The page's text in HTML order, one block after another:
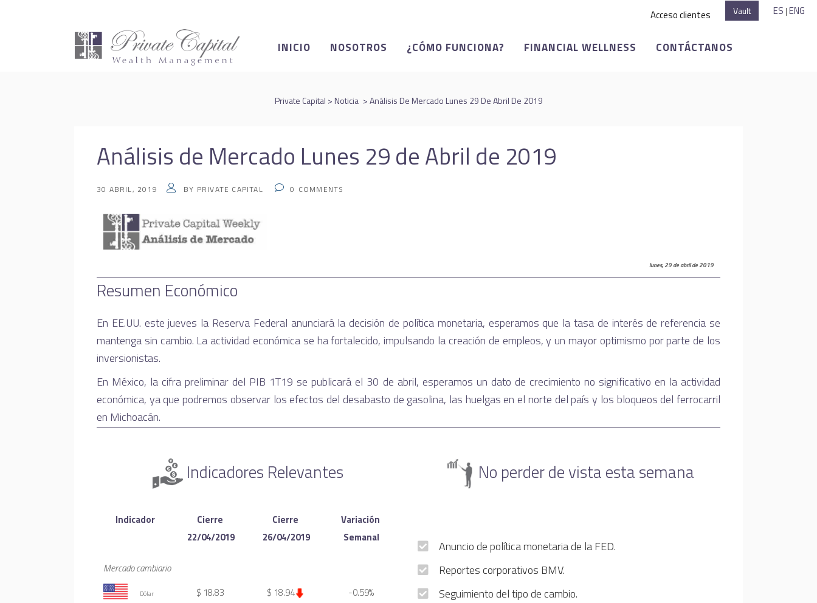
Acceso clientes Vault ES | ENG
INICIO NOSOTROS ¿CÓMO FUNCIONA? FINANCIAL WELLNESS CONTÁCTANOS
Private Capital >Noticia >Análisis De Mercado Lunes 29 De Abril De 2019
Análisis de Mercado Lunes 29 de Abril de 2019
30 ABRIL, 2019 BY PRIVATE CAPITAL 0 COMMENTS
lunes, 29 de abril de 2019
Resumen Económico
En EE.UU. este jueves la Reserva Federal anunciará la decisión de política monetaria, esperamos que la tasa de interés de referencia se
mantenga sin cambio. La actividad económica se ha fortalecido, impulsando la creación de empleos, y un mayor optimismo por parte de los
inversionistas.
En México, la cifra preliminar del PIB 1T19 se publicará el 30 de abril, esperamos un dato de crecimiento no significativo en la actividad
económica, ya que podremos observar los efectos del desabasto de gasolina, las huelgas en el norte del país y los bloqueos del ferrocarril
en Michoacán.
Indicadores Relevantes
Indicador
Cierre
22/04/2019
Cierre
26/04/2019
Variación
Semanal
Mercado cambiario
Dólar $ 18.83 $ 18.94 -0.59%
No perder de vista esta semana
Anuncio de política monetaria de la FED.
Reportes corporativos BMV.
Seguimiento del tipo de cambio.